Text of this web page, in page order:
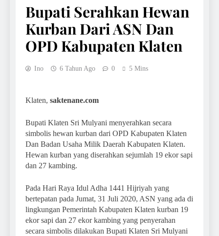
Bupati Serahkan Hewan
Kurban Dari ASN Dan
OPD Kabupaten Klaten
Ino 6 Tahun Ago 0 5 Mins
Klaten, saktenane.com
Bupati Klaten Sri Mulyani menyerahkan secara
simbolis hewan kurban dari OPD Kabupaten Klaten
Dan Badan Usaha Milik Daerah Kabupaten Klaten.
Hewan kurban yang diserahkan sejumlah 19 ekor sapi
dan 27 kambing.
Pada Hari Raya Idul Adha 1441 Hijriyah yang
bertepatan pada Jumat, 31 Juli 2020, ASN yang ada di
lingkungan Pemerintah Kabupaten Klaten kurban 19
ekor sapi dan 27 ekor kambing yang penyerahan
secara simbolis dilakukan Bupati Klaten Sri Mulyani